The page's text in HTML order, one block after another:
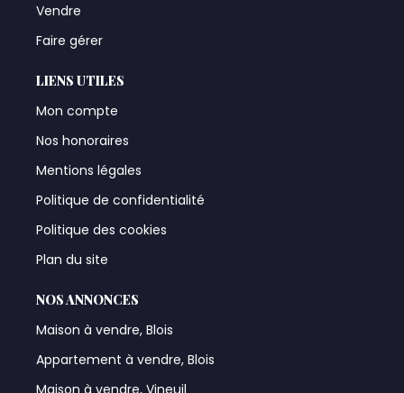
Vendre
Faire gérer
LIENS UTILES
Mon compte
Nos honoraires
Mentions légales
Politique de confidentialité
Politique des cookies
Plan du site
NOS ANNONCES
Maison à vendre, Blois
Appartement à vendre, Blois
Maison à vendre, Vineuil